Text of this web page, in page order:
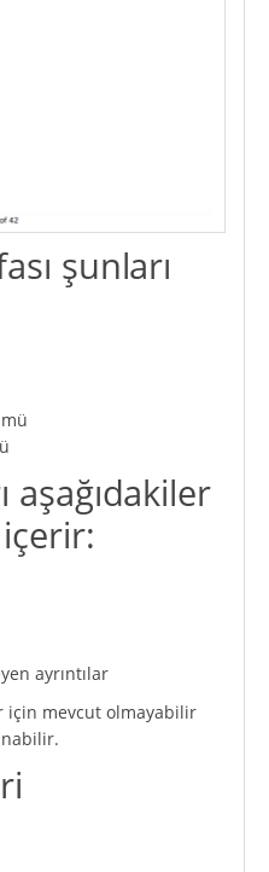
şunları
aşağıdakiler
ayrıntılar
için mevcut olmayabilir